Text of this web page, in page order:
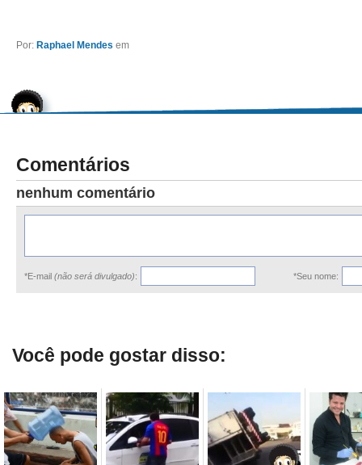
Por: Raphael Mendes em
Comentários
nenhum comentário
*E-mail (não será divulgado): *Seu nome:
Você pode gostar disso: